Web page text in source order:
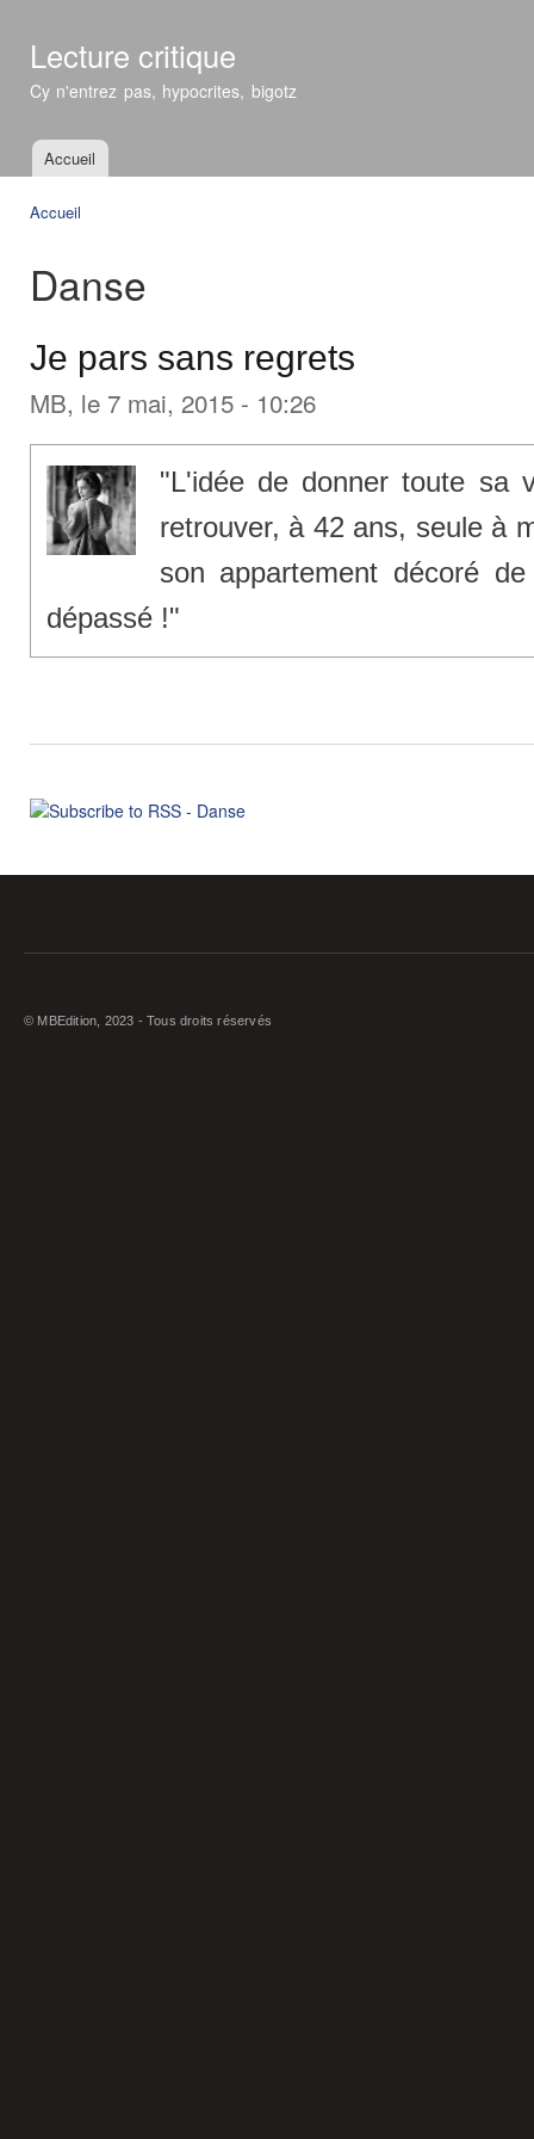
Lecture critique
Cy n'entrez pas, hypocrites, bigotz
Menu principal
Accueil
Accueil
Danse
Je pars sans regrets
MB, le 7 mai, 2015 - 10:26
"L'idée de donner toute sa
retrouver, à 42 ans, seule à
son appartement décoré
dépassé !"
© MBEdition, 2023 - Tous droits réservés